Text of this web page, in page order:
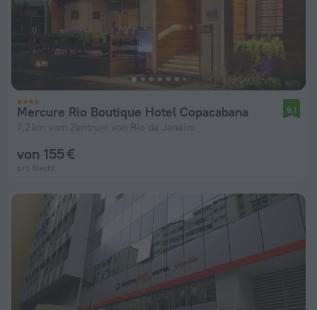
Mercure Rio Boutique Hotel Copacabana
7,2 km vom Zentrum von Rio de Janeiro
9,1
von 155 €
pro Nacht